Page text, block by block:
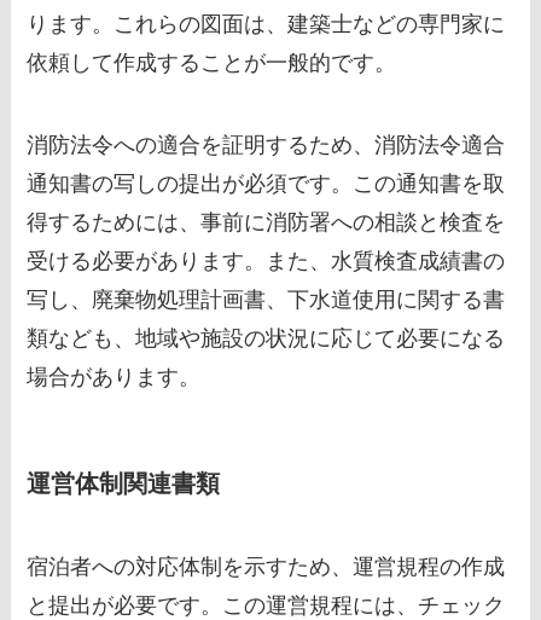
ります。これらの図面は、建築士などの専門家に
依頼して作成することが一般的です。
消防法令への適合を証明するため、消防法令適合
通知書の写しの提出が必須です。この通知書を取
得するためには、事前に消防署への相談と検査を
受ける必要があります。また、水質検査成績書の
写し、廃棄物処理計画書、下水道使用に関する書
類なども、地域や施設の状況に応じて必要になる
場合があります。
運営体制関連書類
宿泊者への対応体制を示すため、運営規程の作成
と提出が必要です。この運営規程には、チェック